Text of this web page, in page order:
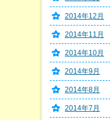
2014年12月
2014年11月
2014年10月
2014年9月
2014年8月
2014年7月